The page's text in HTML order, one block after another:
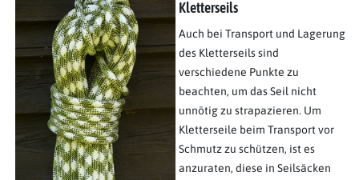
Kletterseils
Auch bei Transport und Lagerung
des Kletterseils sind
verschiedene Punkte zu
beachten, um das Seil nicht
unnötig zu strapazieren. Um
Kletterseile beim Transport vor
Schmutz zu schützen, ist es
anzuraten, diese in Seilsäcken